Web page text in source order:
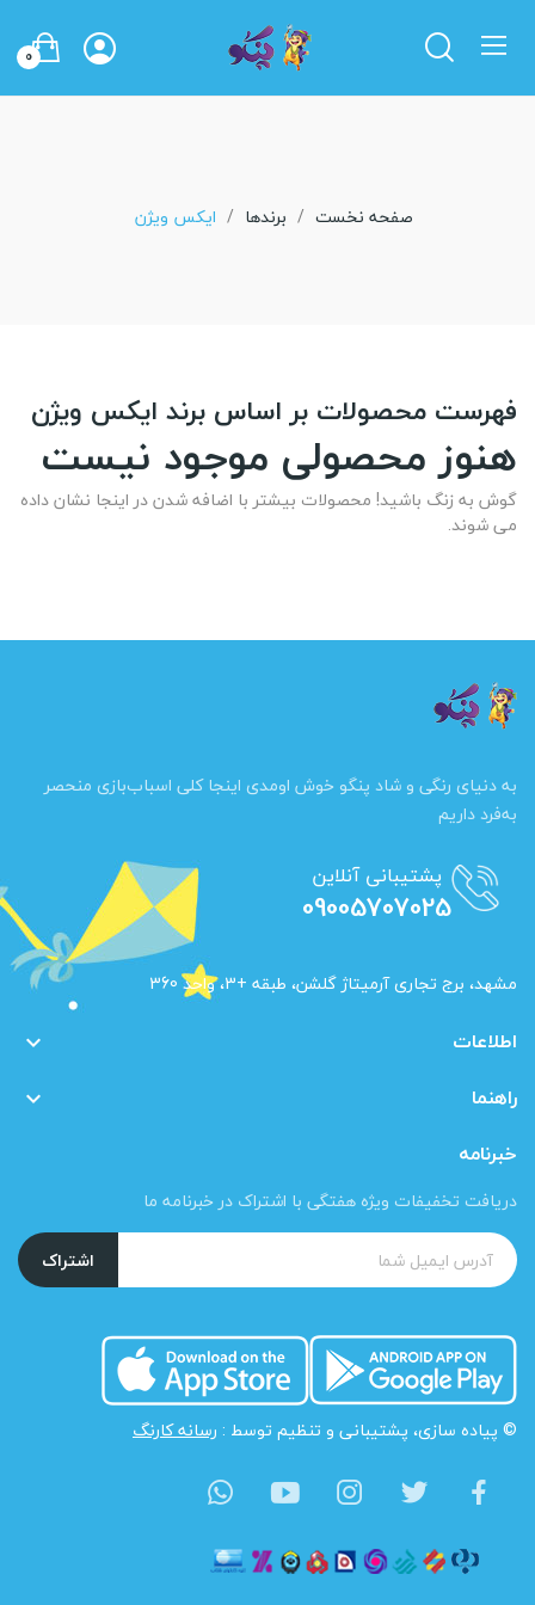
0
صفحه نخست برندها ایکس ویژن
فهرست محصولات بر اساس برند ایکس ویژن
هنوز محصولی موجود نیست
گوش به زنگ باشید! محصولات بیشتر با اضافه شدن در اینجا نشان داده
می شوند.
به دنیای رنگی و شاد پنگو خوش اومدی اینجا کلی اسباب‌بازی منحصر
به‌فرد داریم
پشتیبانی آنلاین
09005707025
مشهد، برج تجاری آرمیتاژ گلشن، طبقه +3، واحد 360
اطلاعات 
راهنما 
خبرنامه
دریافت تخفیفات ویژه هفتگی با اشتراک در خبرنامه ما
اشتراک
© پیاده سازی، پشتیبانی و تنظیم توسط : رسانه کارنگ